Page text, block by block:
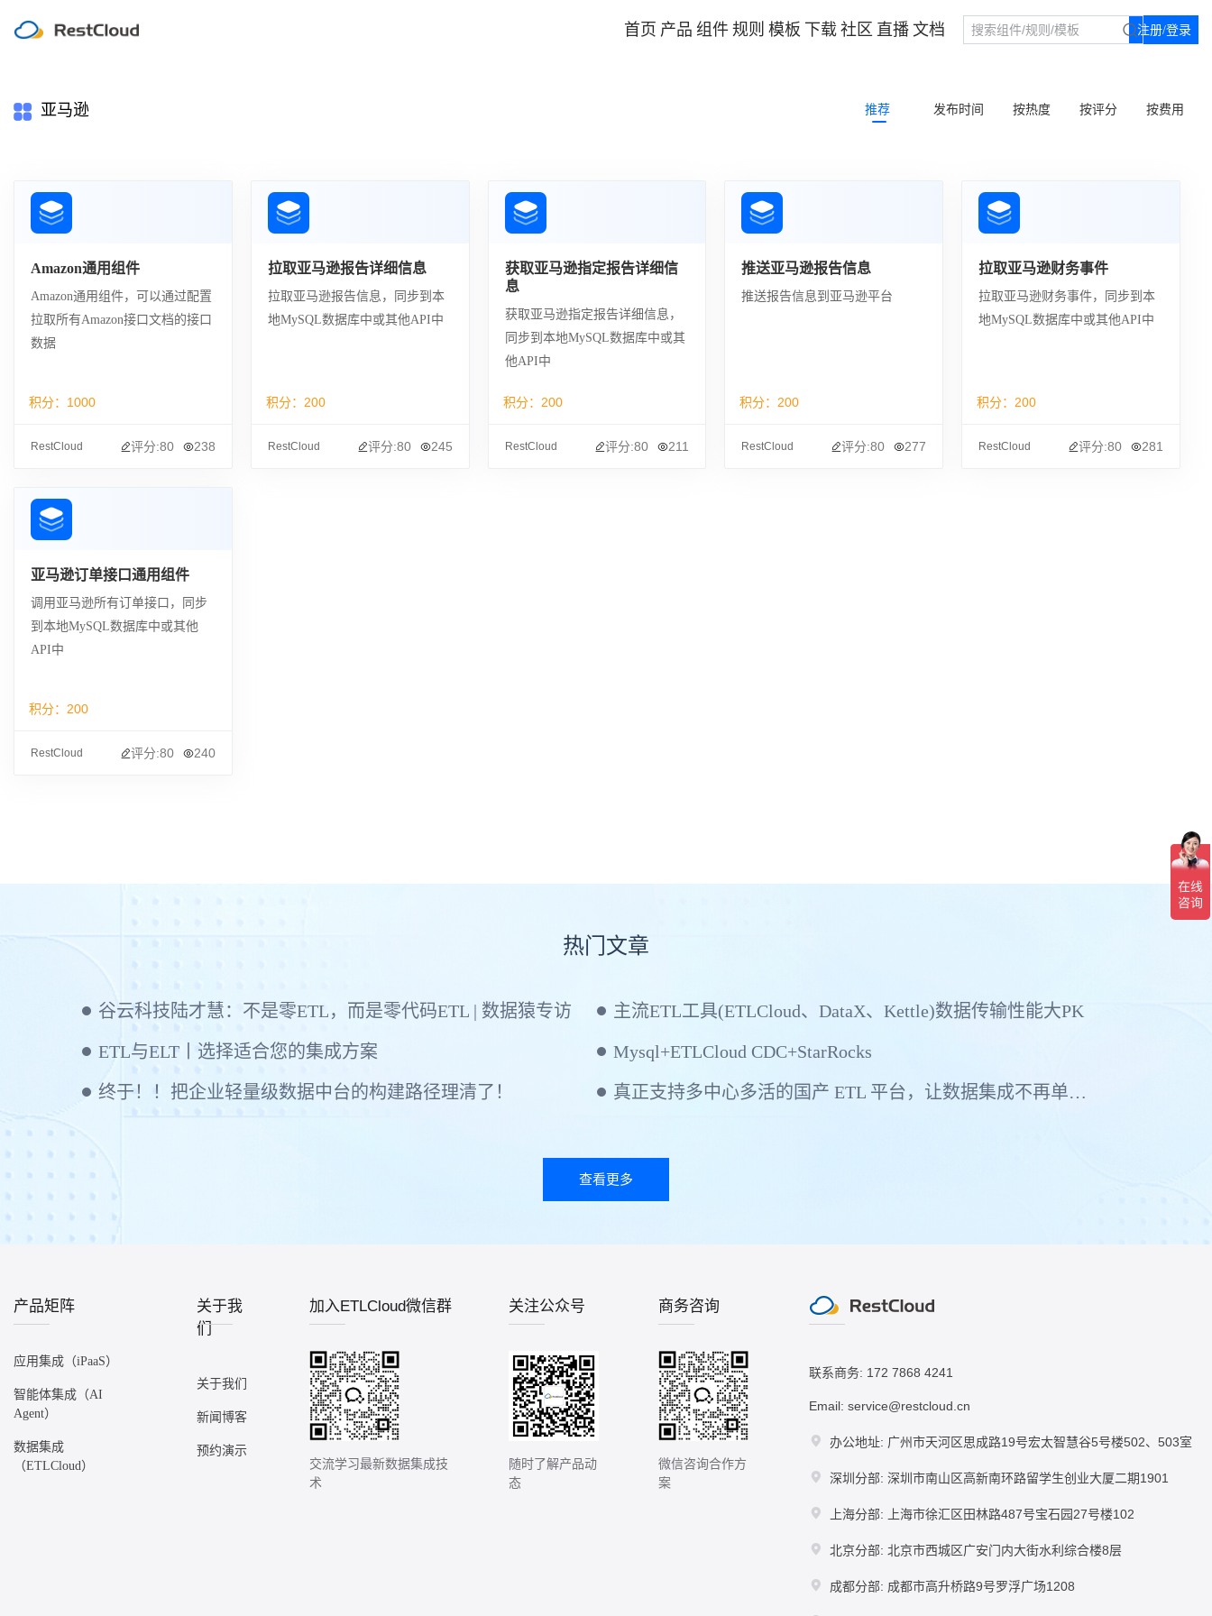
首页 产品 组件 规则 模板 下载 社区 直播 文档 注册/登录
亚马逊 推荐 发布时间 按热度 按评分 按费用
Amazon通用组件
Amazon通用组件，可以通过配置
拉取所有Amazon接口文档的接口
数据
积分： 1000
RestCloud 评分:80 238
拉取亚马逊报告详细信息
拉取亚马逊报告信息，同步到本
地MySQL数据库中或其他API中
积分： 200
RestCloud 评分:80 245
获取亚马逊指定报告详细信
息
获取亚马逊指定报告详细信息，
同步到本地MySQL数据库中或其
他API中
积分： 200
RestCloud 评分:80 211
推送亚马逊报告信息
推送报告信息到亚马逊平台
积分： 200
RestCloud 评分:80 277
拉取亚马逊财务事件
拉取亚马逊财务事件，同步到本
地MySQL数据库中或其他API中
积分： 200
RestCloud 评分:80 281
亚马逊订单接口通用组件
调用亚马逊所有订单接口，同步
到本地MySQL数据库中或其他
API中
积分： 200
RestCloud 评分:80 240
热门文章
谷云科技陆才慧：不是零ETL，而是零代码ETL | 数据猿专访 主流ETL工具(ETLCloud、DataX、Kettle)数据传输性能大PK
ETL与ELT丨选择适合您的集成方案 Mysql+ETLCloud CDC+StarRocks
终于！！把企业轻量级数据中台的构建路径理清了！ 真正支持多中心多活的国产 ETL 平台，让数据集成不再单点依赖
查看更多
产品矩阵
应用集成（iPaaS）
智能体集成（AI
Agent）
数据集成
（ETLCloud）
关于我
们
关于我们
新闻博客
预约演示
加入ETLCloud微信群
交流学习最新数据集成技
术
关注公众号
随时了解产品动
态
商务咨询
微信咨询合作方
案
联系商务: 172 7868 4241
Email: service@restcloud.cn
办公地址: 广州市天河区思成路19号宏太智慧谷5号楼502、503室
深圳分部: 深圳市南山区高新南环路留学生创业大厦二期1901
上海分部: 上海市徐汇区田林路487号宝石园27号楼102
北京分部: 北京市西城区广安门内大街水利综合楼8层
成都分部: 成都市高升桥路9号罗浮广场1208